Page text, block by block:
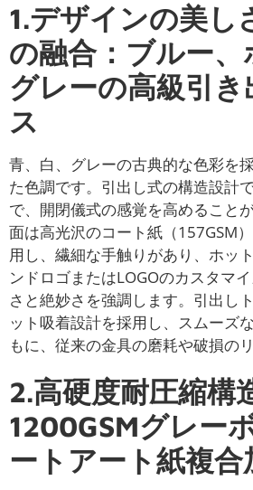
1.デザインの美し
の融合：ブルー、
グレーの高級引き
ス
青、白、グレーの古典的な色彩を
た色調です。引出し式の構造設計
で、開閉儀式の感覚を高めること
面は高光沢のコート紙（157GSM
用し、繊細な手触りがあり、ホッ
ンドロゴまたはLOGOのカスタマ
さと絶妙さを強調します。引出し
ット吸着設計を採用し、スムーズ
もに、従来の金具の磨耗や破損の
2.高硬度耐圧縮構
1200GSMグレー
ートアート紙複合